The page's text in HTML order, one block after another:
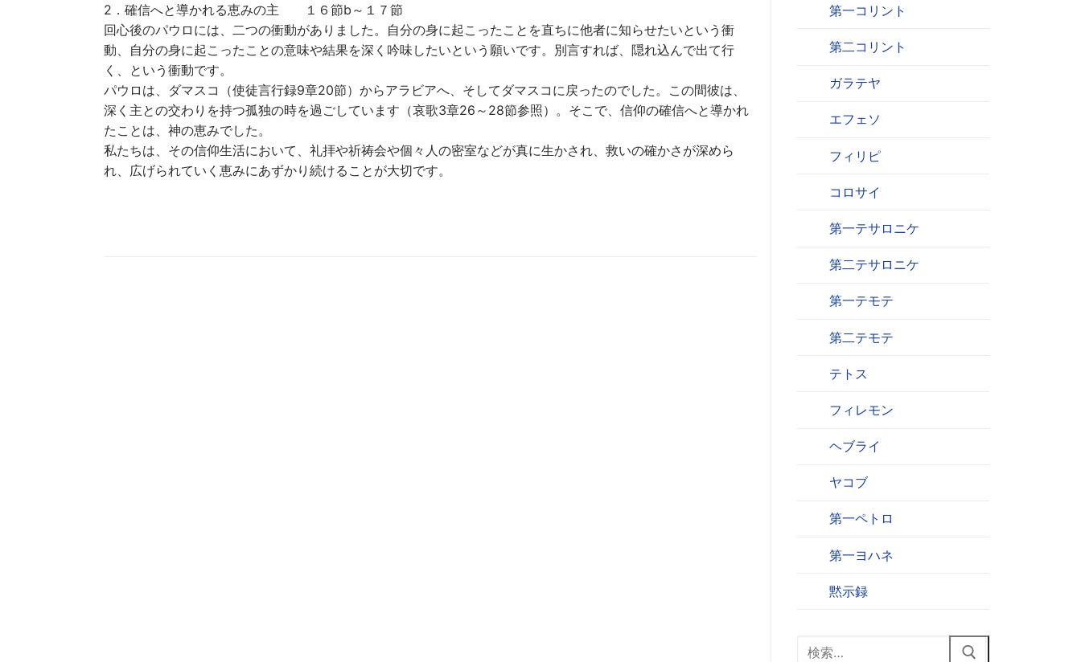
2．確信へと導かれる恵みの主 １６節b～１７節
回心後のパウロには、二つの衝動がありました。自分の身に起こったことを直ちに他者に知らせたいという衝
動、自分の身に起こったことの意味や結果を深く吟味したいという願いです。別言すれば、隠れ込んで出て行
く、という衝動です。
パウロは、ダマスコ（使徒言行録9章20節）からアラビアへ、そしてダマスコに戻ったのでした。この間彼は、
深く主との交わりを持つ孤独の時を過ごしています（哀歌3章26～28節参照）。そこで、信仰の確信へと導かれ
たことは、神の恵みでした。
私たちは、その信仰生活において、礼拝や祈祷会や個々人の密室などが真に生かされ、救いの確かさが深めら
れ、広げられていく恵みにあずかり続けることが大切です。
第一コリント
第二コリント
ガラテヤ
エフェソ
フィリピ
コロサイ
第一テサロニケ
第二テサロニケ
第一テモテ
第二テモテ
テトス
フィレモン
ヘブライ
ヤコブ
第一ペトロ
第一ヨハネ
黙示録